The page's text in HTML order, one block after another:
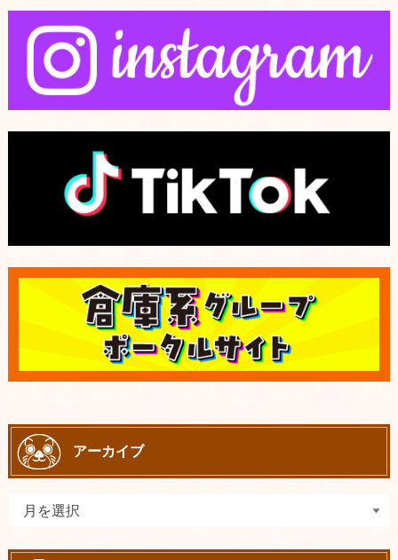
アーカイブ